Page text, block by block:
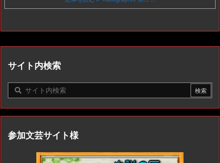
サイト内検索
参加文芸サイト様